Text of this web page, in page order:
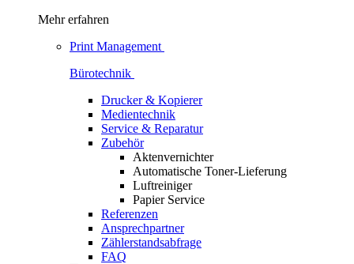
Mehr erfahren
Print Management
Bürotechnik
Drucker & Kopierer
Medientechnik
Service & Reparatur
Zubehör
Aktenvernichter
Automatische Toner-Lieferung
Luftreiniger
Papier Service
Referenzen
Ansprechpartner
Zählerstandsabfrage
FAQ